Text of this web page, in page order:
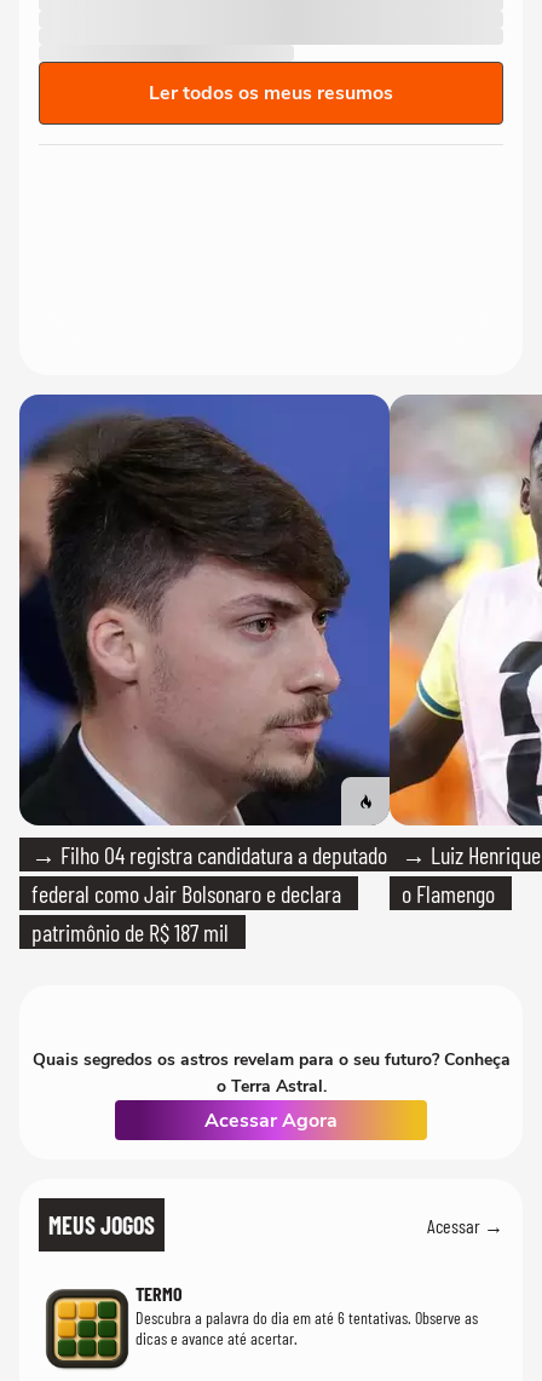
Ler todos os meus resumos
→ Filho 04 registra candidatura a deputado
federal como Jair Bolsonaro e declara
patrimônio de R$ 187 mil
→ Luiz
o Flamengo
Quais segredos os astros revelam para o seu futuro? Conheça
o Terra Astral.
Acessar Agora
MEUS JOGOS Acessar →
TERMO
Descubra a palavra do dia em até 6 tentativas. Observe as
dicas e avance até acertar.